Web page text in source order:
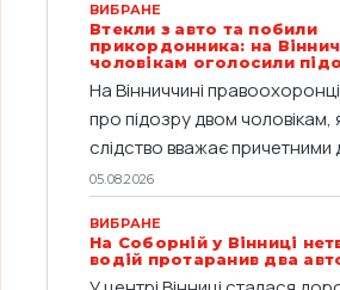
ВИБРАНЕ
Втекли з авто та побили
прикордонника: на
чоловікам оголосили
На Вінниччині
про підозру двом чоловікам,
слідство вважає причетними
05.08.2026
ВИБРАНЕ
На Соборній у Вінниці
водій протаранив два